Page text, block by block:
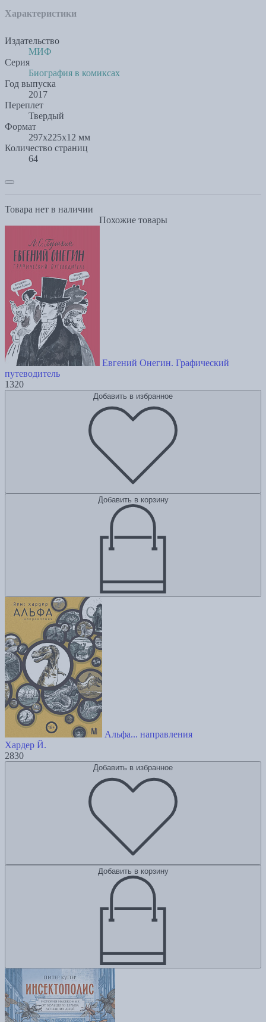
Характеристики
Издательство
МИФ
Серия
Биография в комиксах
Год выпуска
2017
Переплет
Твердый
Формат
297x225x12 мм
Количество страниц
64
Товара нет в наличии
Похожие товары
Евгений Онегин. Графический
путеводитель
1320
Добавить в избранное
Добавить в корзину
Альфа... направления
Хардер Й.
2830
Добавить в избранное
Добавить в корзину